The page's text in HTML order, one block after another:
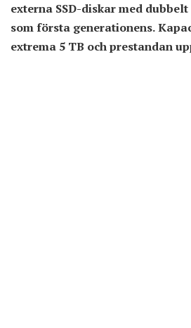
externa SSD-diskar med
som första generationens.
extrema 5 TB och prestandan